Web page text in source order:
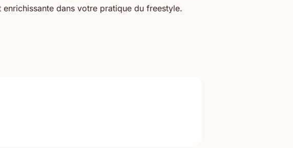
enrichissante dans votre pratique du freestyle.